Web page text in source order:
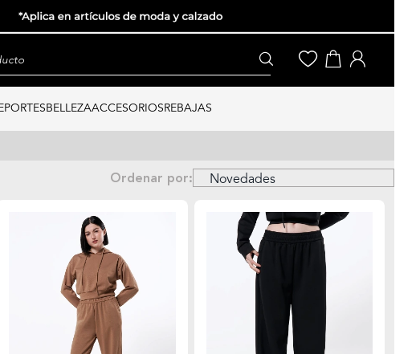
BELLEZAACCESORIOSREBAJAS
Ordenar por: